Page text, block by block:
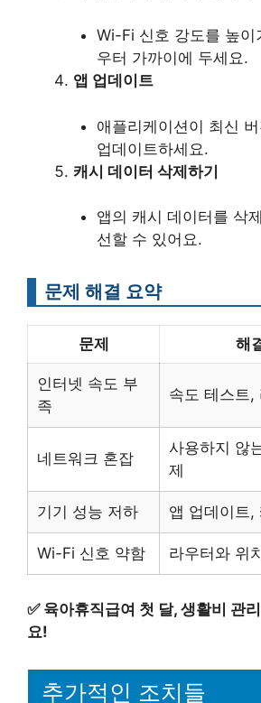
Wi-Fi 신호 강도를 높이
우터 가까이에 두세요.
앱 업데이트
애플리케이션이 최신
업데이트하세요.
캐시 데이터 삭제하기
앱의 캐시 데이터를 삭
선할 수 있어요.
문제 해결 요약
문제 해
인터넷 속도 부
족
속도 테스트,
네트워크 혼잡
사용하지 않
제
기기 성능 저하 앱 업데이트,
Wi-Fi 신호 약함 라우터와 위
✅ 육아휴직급여 첫 달, 생활비 관
요!
추가적인 조치들